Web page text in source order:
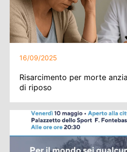
16/09/2025
Risarcimento per morte
di riposo